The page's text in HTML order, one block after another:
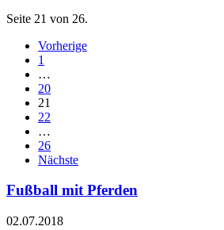
Seite 21 von 26.
Vorherige
1
…
20
21
22
…
26
Nächste
Fußball mit Pferden
02.07.2018